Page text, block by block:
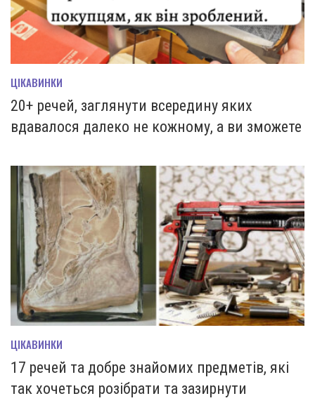
ЦІКАВИНКИ
20+ речей, заглянути всередину яких
вдавалося далеко не кожному, а ви зможете
ЦІКАВИНКИ
17 речей та добре знайомих предметів, які
так хочеться розібрати та зазирнути